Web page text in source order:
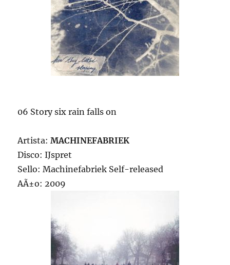
06 Story six rain falls on
Artista:MACHINEFABRIEK
Disco: IJspret
Sello: Machinefabriek Self-released
AÃ±o: 2009